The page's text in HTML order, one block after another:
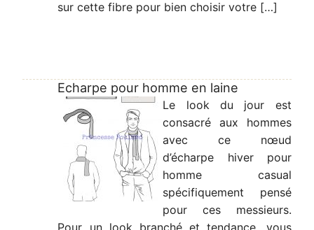
sur cette fibre pour bien choisir votre […]
Echarpe pour homme en laine
Le look du jour est
consacré aux hommes
avec ce nœud
d’écharpe hiver pour
homme casual
spécifiquement pensé
pour ces messieurs.
Pour un look branché et tendance, vous